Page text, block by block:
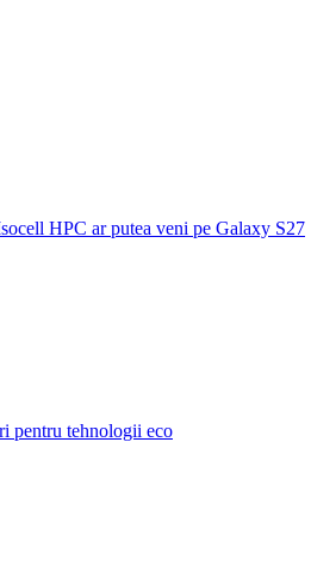
HPC ar putea veni pe Galaxy S27
pentru tehnologii eco